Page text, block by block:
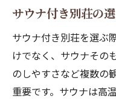
サウナ付き別荘の
サウナ付き別荘を選ぶ
けでなく、サウナその
のしやすさなど複数の
重要です。サウナは高